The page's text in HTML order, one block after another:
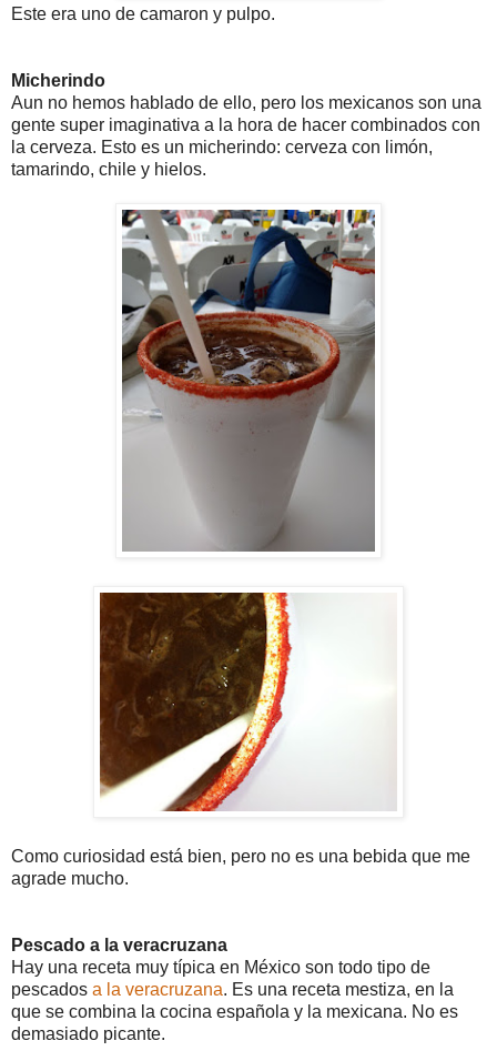
Este era uno de camaron y pulpo.
Micherindo
Aun no hemos hablado de ello, pero los mexicanos son una
gente super imaginativa a la hora de hacer combinados con
la cerveza. Esto es un micherindo: cerveza con limón,
tamarindo, chile y hielos.
Como curiosidad está bien, pero no es una bebida que me
agrade mucho.
Pescado a la veracruzana
Hay una receta muy típica en México son todo tipo de
pescados a la veracruzana. Es una receta mestiza, en la
que se combina la cocina española y la mexicana. No es
demasiado picante.